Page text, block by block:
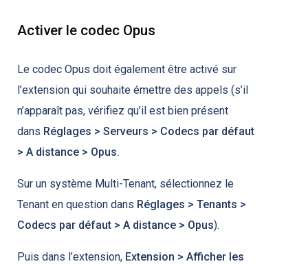
Activer le codec Opus
Le codec Opus doit également être activé sur
l’extension qui souhaite émettre des appels (s’il
n’apparaît pas, vérifiez qu’il est bien présent
dans Réglages > Serveurs > Codecs par défaut
> A distance > Opus.
Sur un système Multi-Tenant, sélectionnez le
Tenant en question dans Réglages > Tenants >
Codecs par défaut > A distance > Opus).
Puis dans l’extension, Extension > Afficher les